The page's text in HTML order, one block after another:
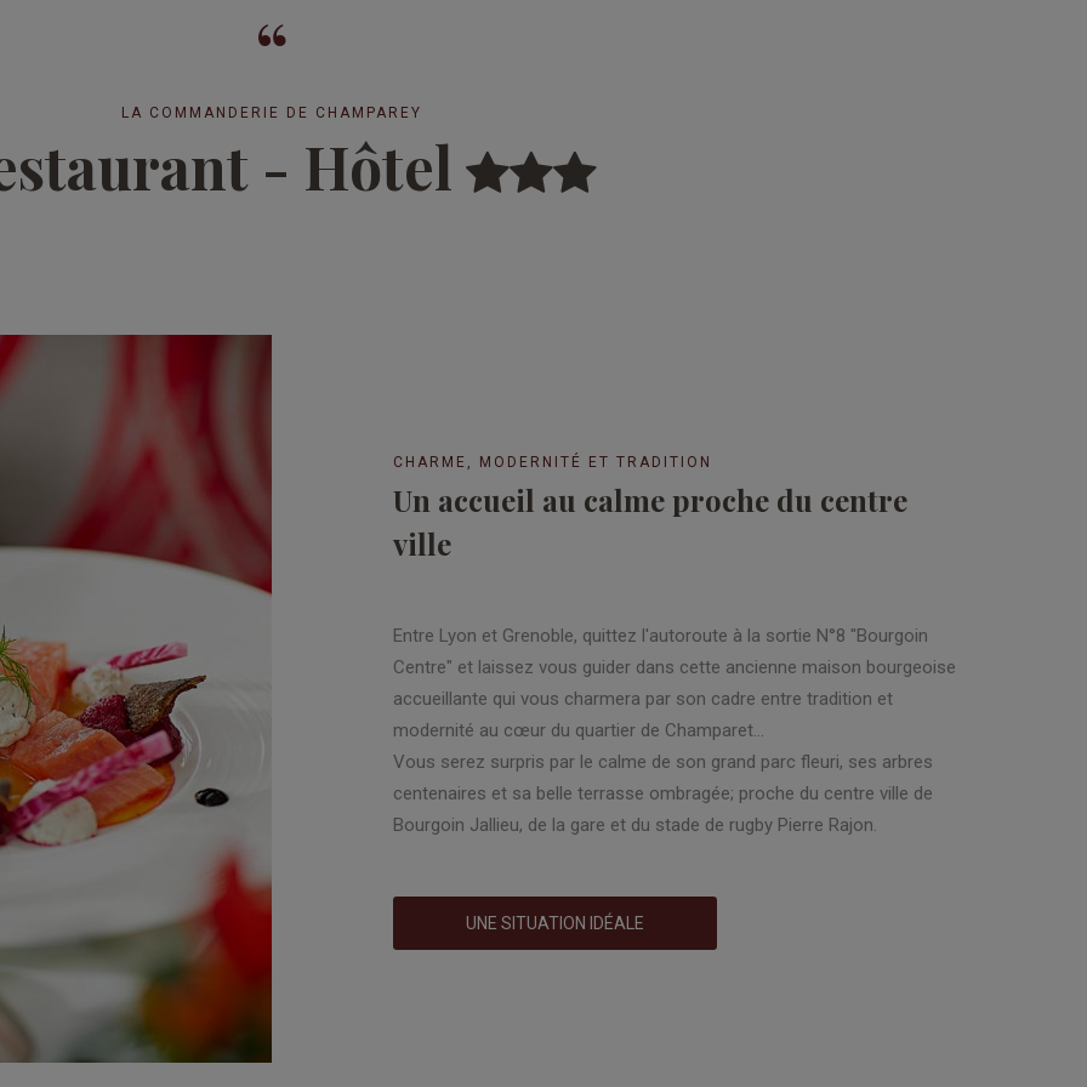
LA COMMANDERIE DE CHAMPAREY
- Hôtel
CHARME, MODERNITÉ ET TRADITION
Un accueil au calme proche du centre
ville
Entre Lyon et Grenoble, quittez l'autoroute à la sortie N°8 "Bourgoin
Centre" et laissez vous guider dans cette ancienne maison bourgeoise
accueillante qui vous charmera par son cadre entre tradition et
modernité au cœur du quartier de Champaret...
Vous serez surpris par le calme de son grand parc fleuri, ses arbres
centenaires et sa belle terrasse ombragée; proche du centre ville de
Bourgoin Jallieu, de la gare et du stade de rugby Pierre Rajon.
UNE SITUATION IDÉALE